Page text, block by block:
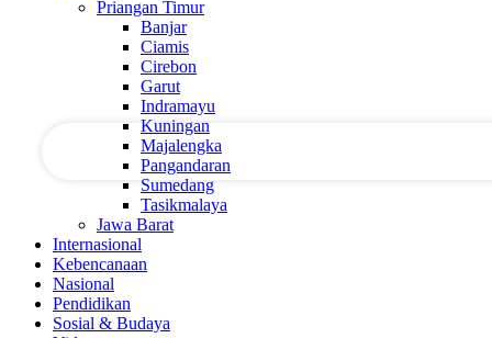
Priangan Timur
Banjar
Ciamis
Cirebon
Garut
Indramayu
Kuningan
Majalengka
Pangandaran
Sumedang
Tasikmalaya
Jawa Barat
Internasional
Kebencanaan
Nasional
Pendidikan
Sosial & Budaya
kata sandi Anda